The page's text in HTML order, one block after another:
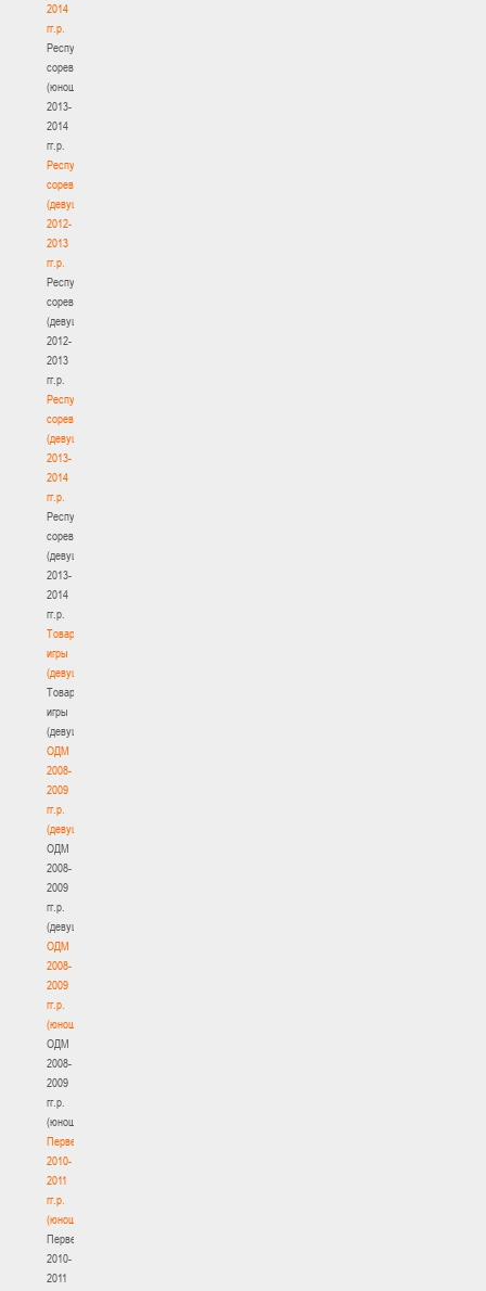
2014
гг.р.
Республиканские
соревнования
(юноши)
2013-
2014
гг.р.
Республиканские
соревнования
(девушки)
2012-
2013
гг.р.
Республиканские
соревнования
(девушки)
2012-
2013
гг.р.
Республиканские
соревнования
(девушки)
2013-
2014
гг.р.
Республиканские
соревнования
(девушки)
2013-
2014
гг.р.
Товарищеские
игры
(девушки)
Товарищеские
игры
(девушки)
ОДМ
2008-
2009
гг.р.
(девушки)
ОДМ
2008-
2009
гг.р.
(девушки)
ОДМ
2008-
2009
гг.р.
(юноши)
ОДМ
2008-
2009
гг.р.
(юноши)
Первенство
2010-
2011
гг.р.
(юноши)
Первенство
2010-
2011